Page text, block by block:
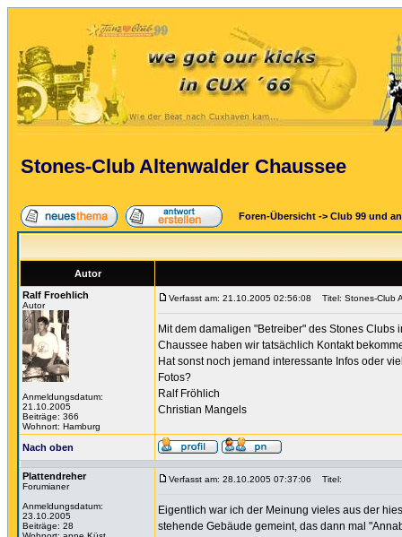
Stones-Club Altenwalder Chaussee
Foren-Übersicht -> Club 99 und
Autor
Ralf Froehlich
Autor
Anmeldungsdatum:
21.10.2005
Beiträge: 366
Wohnort: Hamburg
Verfasst am: 21.10.2005 02:56:08 Titel: Stones-Club
Mit dem damaligen "Betreiber" des Stones Clubs
Chaussee haben wir tatsächlich Kontakt
Hat sonst noch jemand interessante Infos oder
Fotos?
Ralf Fröhlich
Christian Mangels
Nach oben
Plattendreher
Forumianer
Anmeldungsdatum:
23.10.2005
Beiträge: 28
Verfasst am: 28.10.2005 07:37:06 Titel:
Eigentlich war ich der Meinung vieles aus der
stehende Gebäude gemeint, das dann mal